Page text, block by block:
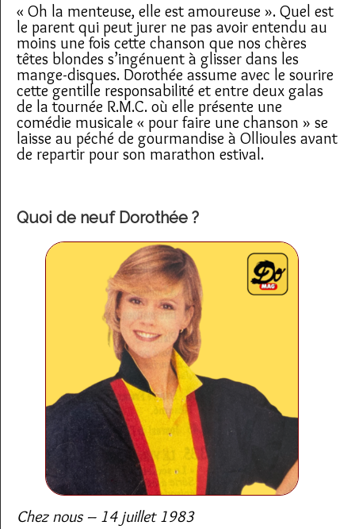
« Oh la menteuse, elle est amoureuse ». Quel est
le parent qui peut jurer ne pas avoir entendu au
moins une fois cette chanson que nos chères
têtes blondes s’ingénuent à glisser dans les
mange-disques. Dorothée assume avec le sourire
cette gentille responsabilité et entre deux galas
de la tournée R.M.C. où elle présente une
comédie musicale « pour faire une chanson » se
laisse au péché de gourmandise à Ollioules avant
de repartir pour son marathon estival.
Quoi de neuf Dorothée ?
Chez nous – 14 juillet 1983